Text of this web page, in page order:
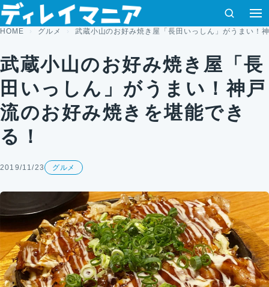
コンテンツへスキップ
検索 メ
HOME グルメ 武蔵小山のお好み焼き屋「長田いっしん」がうまい！
武蔵小山のお好み焼き屋「長
田いっしん」がうまい！神戸
流のお好み焼きを堪能でき
る！
2019/11/23 グルメ